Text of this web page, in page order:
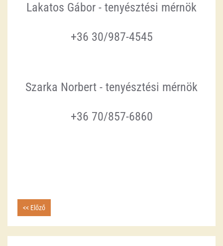
Lakatos Gábor - tenyésztési mérnök
+36 30/987-4545
Szarka Norbert - tenyésztési mérnök
+36 70/857-6860
<< Előző